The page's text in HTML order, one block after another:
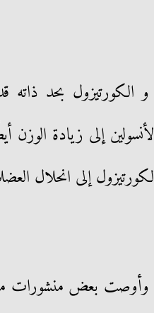
و الكورتيزول بحد
إلى زيادة
إلى انحلال
وأوصت بعض منشورات